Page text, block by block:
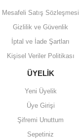
Mesafeli Satış Sözleşmesi
Gizlilik ve Güvenlik
İptal ve İade Şartları
Kişisel Veriler Politikası
ÜYELİK
Yeni Üyelik
Üye Girişi
Şifremi Unuttum
Sepetiniz